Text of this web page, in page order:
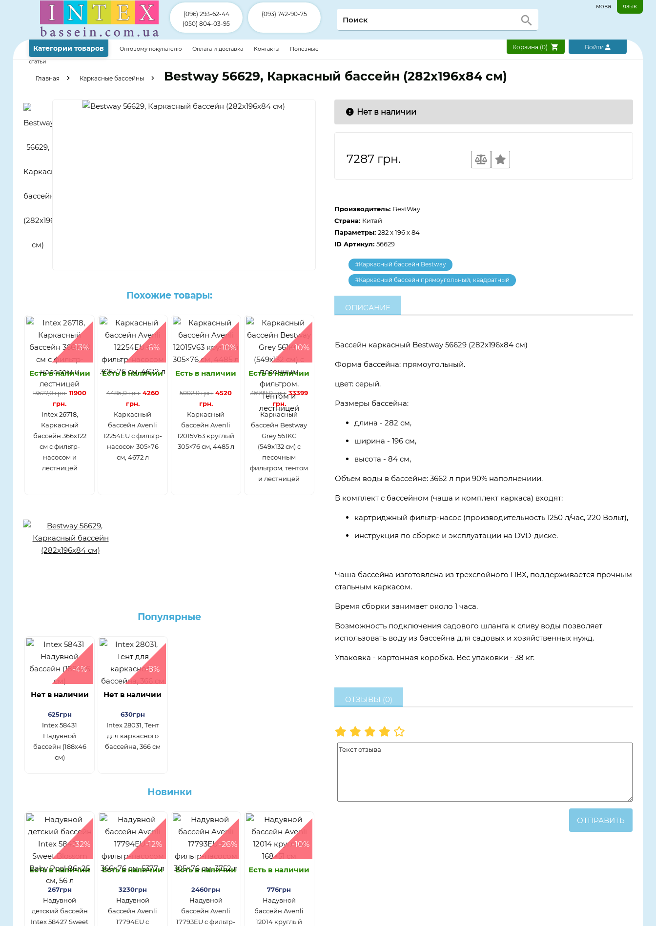
(096) 293-62-44
(050) 804-03-95
(093) 742-90-75
мова язык
Категории товаров Оптовому покупателю Оплата и доставка Контакты
Полезные
статьи
Корзина (0) Войти
Главная Каркасные бассейны Bestway 56629, Каркасный бассейн (282х196х84 см)
Похожие товары:
-13%
Есть в наличии
13527,0 грн. 11900
грн.
Intex 26718,
Каркасный
бассейн 366х122
см с фильтр-
насосом и
лестницей
-6%
Есть в наличии
4485,0 грн. 4260
грн.
Каркасный
бассейн Avenli
12254EU с фильтр-
насосом 305×76
см, 4672 л
-10%
Есть в наличии
5002,0 грн. 4520
грн.
Каркасный
бассейн Avenli
12015V63 круглый
305×76 см, 4485 л
-10%
Есть в наличии
36999,0 грн. 33399
грн.
Каркасный
бассейн Bestway
Grey 561KC
(549х132 см) с
песочным
фильтром, тентом
и лестницей
Популярные
-4%
Нет в наличии
625грн
Intex 58431
Надувной
бассейн (188х46
см)
-8%
Нет в наличии
630грн
Intex 28031, Тент
для каркасного
бассейна, 366 см
Новинки
-32%
Есть в наличии
267грн
Надувной
детский бассейн
Intex 58427 Sweet
-12%
Есть в наличии
3230грн
Надувной
бассейн Avenli
17794EU с
-26%
Есть в наличии
2460грн
Надувной
бассейн Avenli
17793EU с фильтр-
-10%
Есть в наличии
776грн
Надувной
бассейн Avenli
12014 круглый
Нет в наличии
7287 грн.
Производитель: BestWay
Страна: Китай
Параметры: 282 x 196 x 84
ID Артикул: 56629
#Каркасный бассейн Bestway
#Каркасный бассейн прямоугольный, квадратный
ОПИСАНИЕ
Бассейн каркасный Bestway 56629 (282х196х84 см)
Форма бассейна: прямоугольный.
цвет: серый.
Размеры бассейна:
длина - 282 см,
ширина - 196 см,
высота - 84 см,
Объем воды в бассейне: 3662 л при 90% наполнениии.
В комплект с бассейном (чаша и комплект каркаса) входят:
картриджный фильтр-насос (производительность 1250 л/час, 220 Вольт),
инструкция по сборке и эксплуатации на DVD-диске.
Чаша бассейна изготовлена из трехслойного ПВХ, поддерживается прочным
стальным каркасом.
Время сборки занимает около 1 часа.
Возможность подключения садового шланга к сливу воды позволяет
использовать воду из бассейна для садовых и хозяйственных нужд.
Упаковка - картонная коробка. Вес упаковки - 38 кг.
ОТЗЫВЫ (0)
ОТПРАВИТЬ